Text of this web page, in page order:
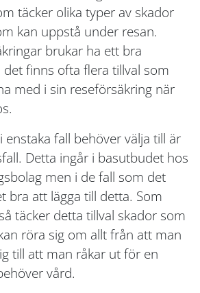
täcker olika typer av skador
kan uppstå under resan.
brukar ha ett bra
finns ofta flera tillval som
med i sin reseförsäkring när
fall behöver välja till är
Detta ingår i basutbudet hos
men i de fall som det
bra att lägga till detta. Som
täcker detta tillval skador som
röra sig om allt från att man
till att man råkar ut för en
vård.